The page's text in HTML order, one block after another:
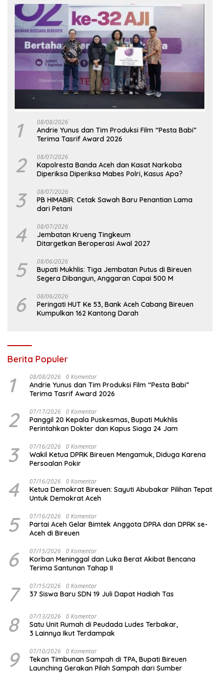
1 08/08/2026
Andrie Yunus dan Tim Produksi Film “Pesta Babi”
Terima Tasrif Award 2026
2 08/07/2026
Kapolresta Banda Aceh dan Kasat Narkoba
Diperiksa Diperiksa Mabes Polri, Kasus Apa?
3 08/07/2026
PB HIMABIR: Cetak Sawah Baru Penantian Lama
dari Petani
4 08/07/2026
Jembatan Krueng Tingkeum
Ditargetkan Beroperasi Awal 2027
5 08/06/2026
Bupati Mukhlis: Tiga Jembatan Putus di Bireuen
Segera Dibangun, Anggaran Capai 500 M
6 08/06/2026
Peringati HUT Ke 53, Bank Aceh Cabang Bireuen
Kumpulkan 162 Kantong Darah
Berita Populer
1 08/08/2026 0 Komentar
Andrie Yunus dan Tim Produksi Film “Pesta Babi”
Terima Tasrif Award 2026
2 07/17/2026 0 Komentar
Panggil 20 Kepala Puskesmas, Bupati Mukhlis
Perintahkan Dokter dan Kapus Siaga 24 Jam
3 07/16/2026 0 Komentar
Wakil Ketua DPRK Bireuen Mengamuk, Diduga Karena
Persoalan Pokir
4 07/16/2026 0 Komentar
Ketua Demokrat Bireuen: Sayuti Abubakar Pilihan Tepat
Untuk Demokrat Aceh
5 07/16/2026 0 Komentar
Partai Aceh Gelar Bimtek Anggota DPRA dan DPRK se-
Aceh di Bireuen
6 07/15/2026 0 Komentar
Korban Meninggal dan Luka Berat Akibat Bencana
Terima Santunan Tahap II
7 07/15/2026 0 Komentar
37 Siswa Baru SDN 19 Juli Dapat Hadiah Tas
8 07/13/2026 0 Komentar
Satu Unit Rumah di Peudada Ludes Terbakar,
3 Lainnya Ikut Terdampak
9 07/10/2026 0 Komentar
Tekan Timbunan Sampah di TPA, Bupati Bireuen
Launching Gerakan Pilah Sampah dari Sumber